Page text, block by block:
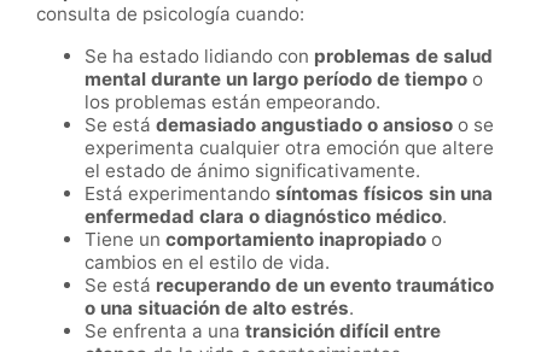
consulta de psicología cuando:
Se ha estado lidiando con problemas de salud
mental durante un largo período de tiempo o
los problemas están empeorando.
Se está demasiado angustiado o ansioso o se
experimenta cualquier otra emoción que altere
el estado de ánimo significativamente.
Está experimentando síntomas físicos sin una
enfermedad clara o diagnóstico médico.
Tiene un comportamiento inapropiado o
cambios en el estilo de vida.
Se está recuperando de un evento traumático
o una situación de alto estrés.
Se enfrenta a una transición difícil entre